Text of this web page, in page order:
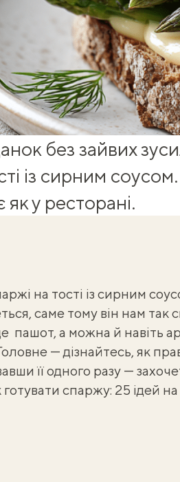
без зайвих
із сирним
у ресторані.
на тості із сирним
саме тому він нам так
пашот, а можна й навіть
— дізнайтесь, як
її одного разу —
готувати спаржу: 25 ідей